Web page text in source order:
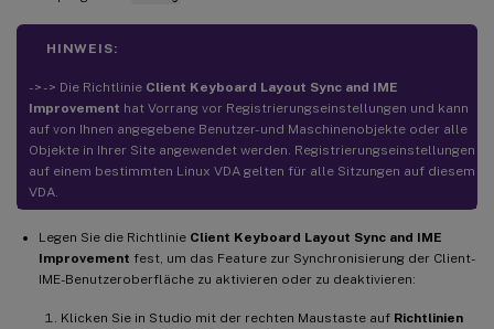
HINWEIS:
- > - > Die Richtlinie Client Keyboard Layout Sync and IME
Improvement hat Vorrang vor Registrierungseinstellungen und kann
auf von Ihnen angegebene Benutzer- und Maschinenobjekte oder alle
Objekte in Ihrer Site angewendet werden. Registrierungseinstellungen
auf einem bestimmten Linux VDA gelten für alle Sitzungen auf diesem
VDA.
Legen Sie die Richtlinie Client Keyboard Layout Sync and IME
Improvement fest, um das Feature zur Synchronisierung der Client-
IME-Benutzeroberfläche zu aktivieren oder zu deaktivieren:
Klicken Sie in Studio mit der rechten Maustaste auf Richtlinien